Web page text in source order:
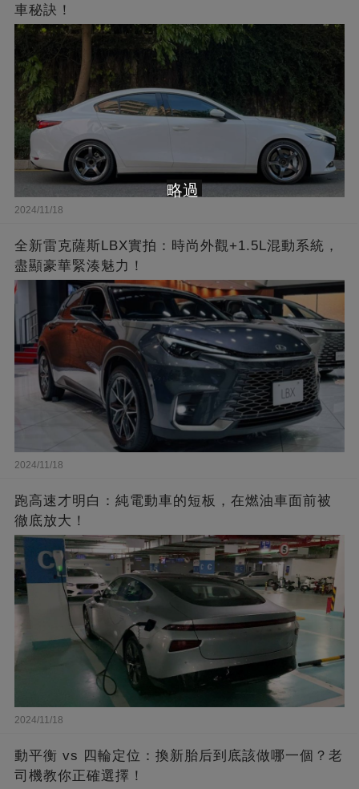
車秘訣！
2024/11/18
全新雷克薩斯LBX實拍：時尚外觀+1.5L混動系統，
盡顯豪華緊湊魅力！
2024/11/18
跑高速才明白：純電動車的短板，在燃油車面前被
徹底放大！
2024/11/18
動平衡 vs 四輪定位：換新胎后到底該做哪一個？老
司機教你正確選擇！
略過